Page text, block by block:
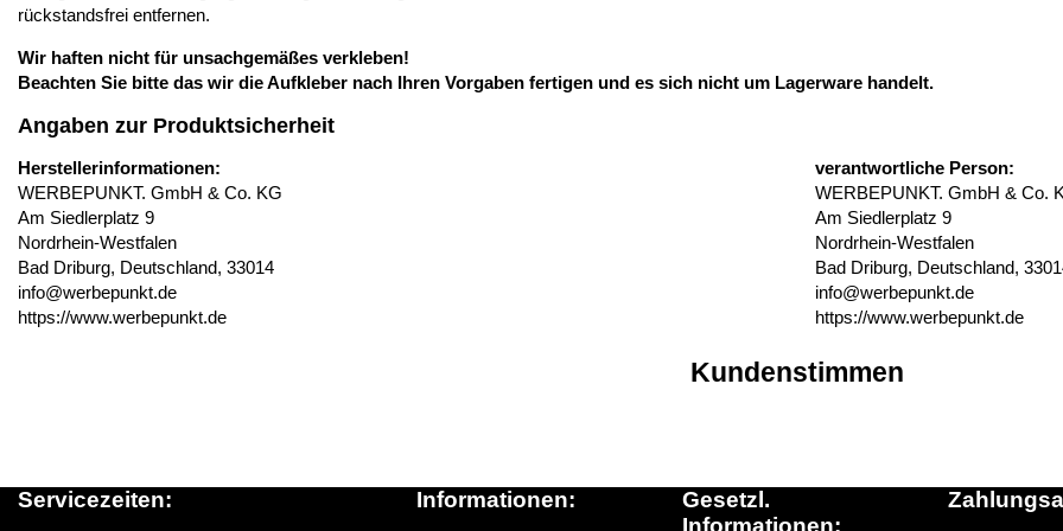
rückstandsfrei entfernen.
Wir haften nicht für unsachgemäßes verkleben!
Beachten Sie bitte das wir die Aufkleber nach Ihren Vorgaben fertigen und es sich nicht um Lagerware handelt.
Angaben zur Produktsicherheit
Herstellerinformationen:
WERBEPUNKT. GmbH & Co. KG
Am Siedlerplatz 9
Nordrhein-Westfalen
Bad Driburg, Deutschland, 33014
info@werbepunkt.de
https://www.werbepunkt.de
verantwortliche Person:
WERBEPUNKT. GmbH & Co.
Am Siedlerplatz 9
Nordrhein-Westfalen
Bad Driburg, Deutschland,
info@werbepunkt.de
https://www.werbepunkt.de
Kundenstimmen
Servicezeiten: Informationen:
Gesetzl.
Informationen: